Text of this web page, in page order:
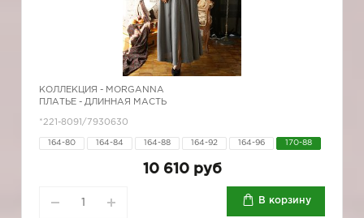
КОЛЛЕКЦИЯ - MORGANNA
ПЛАТЬЕ - ДЛИННАЯ МАСТЬ
*221-8091/7930630
164-80 164-84 164-88 164-92 164-96 170-88
10 610 руб
В корзину